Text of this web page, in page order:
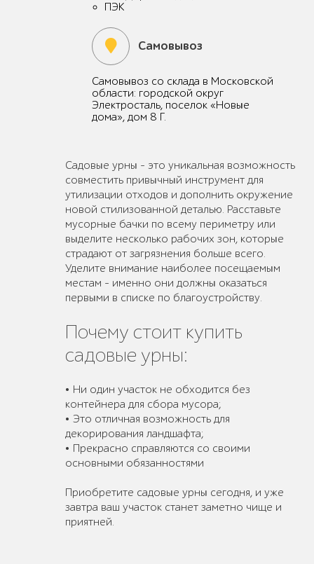
ПЭК
Самовывоз
Самовывоз со склада в Московской
области: городской округ
Электросталь, поселок «Новые
дома», дом 8 Г.
Садовые урны - это уникальная возможность
совместить привычный инструмент для
утилизации отходов и дополнить окружение
новой стилизованной деталью. Расставьте
мусорные бачки по всему периметру или
выделите несколько рабочих зон, которые
страдают от загрязнения больше всего.
Уделите внимание наиболее посещаемым
местам - именно они должны оказаться
первыми в списке по благоустройству.
Почему стоит купить
садовые урны:
• Ни один участок не обходится без
контейнера для сбора мусора;
• Это отличная возможность для
декорирования ландшафта;
• Прекрасно справляются со своими
основными обязанностями
Приобретите садовые урны сегодня, и уже
завтра ваш участок станет заметно чище и
приятней.